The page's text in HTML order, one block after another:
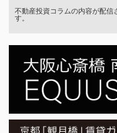
不動産投資コラムの内容が配信
す。